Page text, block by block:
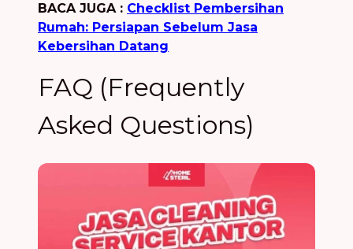
BACA JUGA : Checklist Pembersihan
Rumah: Persiapan Sebelum Jasa
Kebersihan Datang
FAQ (Frequently
Asked Questions)